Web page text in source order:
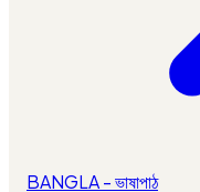
BANGLA - ভাষাপাঠ